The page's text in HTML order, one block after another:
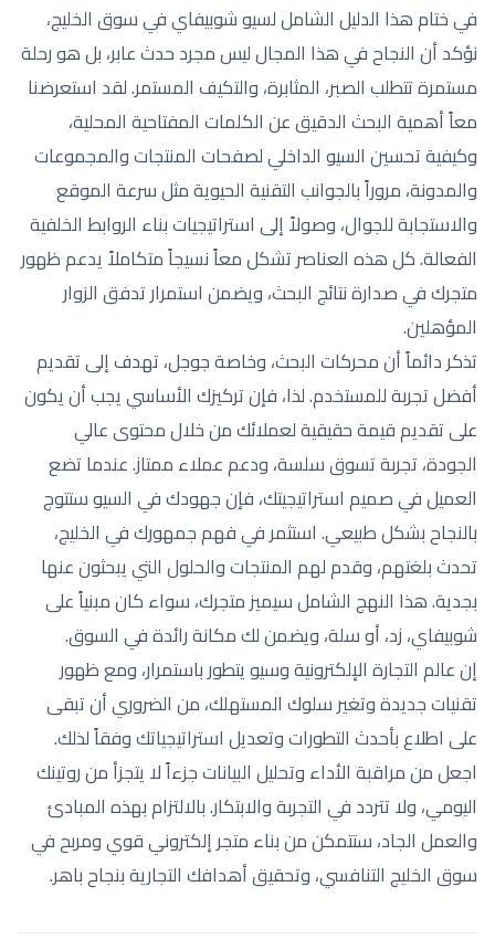
في ختام هذا الدليل الشامل لسيو شوبيفاي في سوق الخليج،
نؤكد أن النجاح في هذا المجال ليس مجرد حدث عابر، بل هو رحلة
مستمرة تتطلب الصبر، المثابرة، والتكيف المستمر. لقد استعرضنا
معاً أهمية البحث الدقيق عن الكلمات المفتاحية المحلية،
وكيفية تحسين السيو الداخلي لصفحات المنتجات والمجموعات
والمدونة، مروراً بالجوانب التقنية الحيوية مثل سرعة الموقع
والاستجابة للجوال، وصولاً إلى استراتيجيات بناء الروابط الخلفية
الفعالة. كل هذه العناصر تشكل معاً نسيجاً متكاملاً يدعم ظهور
متجرك في صدارة نتائج البحث، ويضمن استمرار تدفق الزوار
المؤهلين.
تذكر دائماً أن محركات البحث، وخاصة جوجل، تهدف إلى تقديم
أفضل تجربة للمستخدم. لذا، فإن تركيزك الأساسي يجب أن يكون
على تقديم قيمة حقيقية لعملائك من خلال محتوى عالي
الجودة، تجربة تسوق سلسة، ودعم عملاء ممتاز. عندما تضع
العميل في صميم استراتيجيتك، فإن جهودك في السيو ستتوج
بالنجاح بشكل طبيعي. استثمر في فهم جمهورك في الخليج،
تحدث بلغتهم، وقدم لهم المنتجات والحلول التي يبحثون عنها
بجدية. هذا النهج الشامل سيميز متجرك، سواء كان مبنياً على
شوبيفاي، زد، أو سلة، ويضمن لك مكانة رائدة في السوق.
إن عالم التجارة الإلكترونية وسيو يتطور باستمرار، ومع ظهور
تقنيات جديدة وتغير سلوك المستهلك، من الضروري أن تبقى
على اطلاع بأحدث التطورات وتعديل استراتيجياتك وفقاً لذلك.
اجعل من مراقبة الأداء وتحليل البيانات جزءاً لا يتجزأ من روتينك
اليومي، ولا تتردد في التجربة والابتكار. بالالتزام بهذه المبادئ
والعمل الجاد، ستتمكن من بناء متجر إلكتروني قوي ومربح في
سوق الخليج التنافسي، وتحقيق أهدافك التجارية بنجاح باهر.